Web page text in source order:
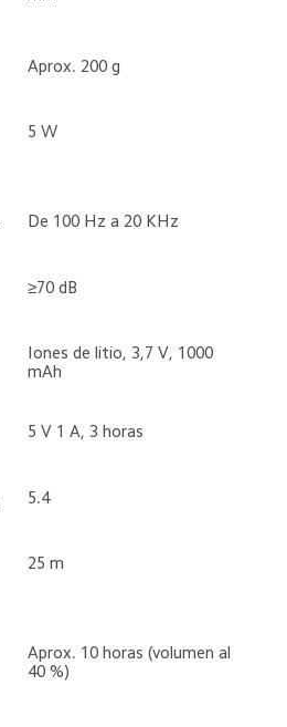
Aprox. 200 g
5 W
De 100 Hz a 20 KHz
≥70 dB
Iones de litio, 3,7 V, 1000
mAh
5 V 1 A, 3 horas
5.4
25 m
Aprox. 10 horas (volumen al
40 %)